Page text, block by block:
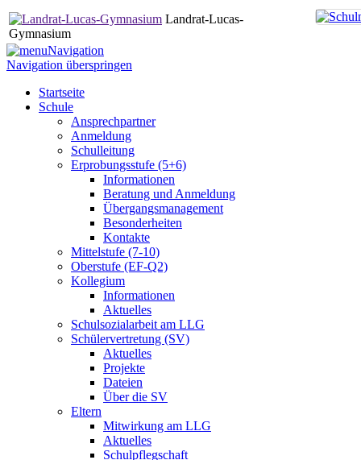
Landrat-Lucas-
Gymnasium
Navigation
Navigation überspringen
Startseite
Schule
Ansprechpartner
Anmeldung
Schulleitung
Erprobungsstufe (5+6)
Informationen
Beratung und Anmeldung
Übergangsmanagement
Besonderheiten
Kontakte
Mittelstufe (7-10)
Oberstufe (EF-Q2)
Kollegium
Informationen
Aktuelles
Schulsozialarbeit am LLG
Schülervertretung (SV)
Aktuelles
Projekte
Dateien
Über die SV
Eltern
Mitwirkung am LLG
Aktuelles
Schulpflegschaft